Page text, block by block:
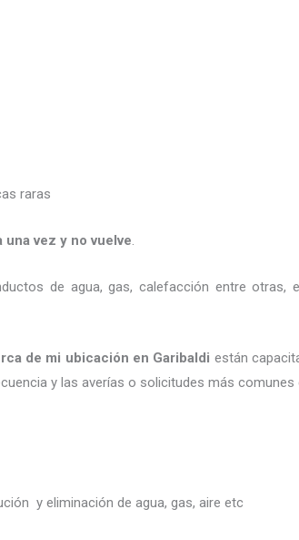
raras
vez y no vuelve
de agua, gas, calefacción entre otras,
de mi ubicación en Garibaldi están
y las averías o solicitudes más comunes
y eliminación de agua, gas, aire etc